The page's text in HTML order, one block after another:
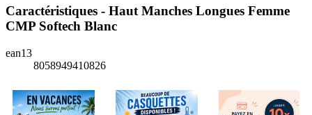
Caractéristiques - Haut Manches Longues Femme
CMP Softech Blanc
ean13
8058949410826